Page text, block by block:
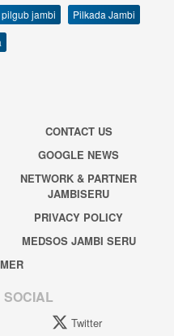
pilgub jambi
Pilkada Jambi
CONTACT US
GOOGLE NEWS
NETWORK & PARTNER
JAMBISERU
PRIVACY POLICY
MEDSOS JAMBI SERU
Twitter